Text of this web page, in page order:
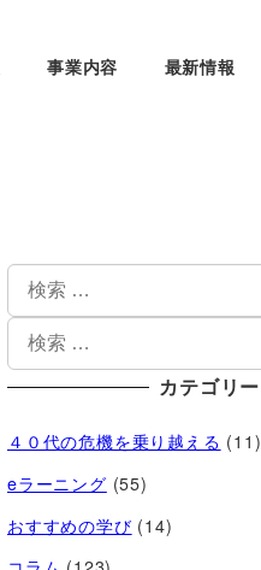
事業内容 最新情報
カテゴリー
４０代の危機を乗り越える (11)
eラーニング (55)
おすすめの学び (14)